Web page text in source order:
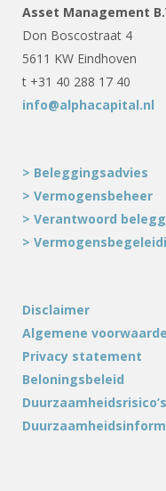
Asset Management
Don Boscostraat 4
5611 KW Eindhoven
t +31 40 288 17 40
info@alphacapital.nl
> Beleggingsadvies
> Vermogensbeheer
> Verantwoord
>
Disclaimer
Algemene
Privacy statement
Beloningsbeleid
Duurzaamheidsrisico’s